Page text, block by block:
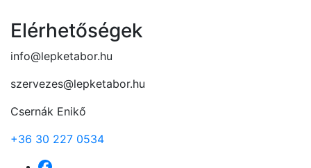
Elérhetőségek
info@lepketabor.hu
szervezes@lepketabor.hu
Csernák Enikő
+36 30 227 0534